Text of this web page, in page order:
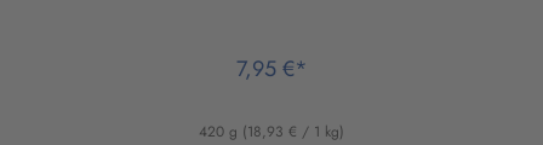
7,95 €*
420 g (18,93 € / 1 kg)